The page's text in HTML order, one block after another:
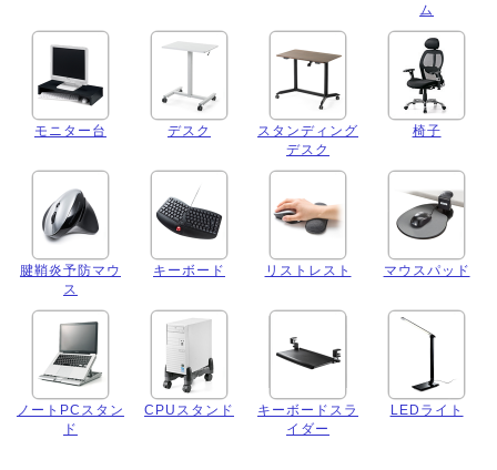
ム
モニター台 デスク
スタンディング
デスク
椅子
腱鞘炎予防マウ
ス
キーボード リストレスト マウスパッド
ノートPCスタン
ド
CPUスタンド
キーボードスラ
イダー
LEDライト